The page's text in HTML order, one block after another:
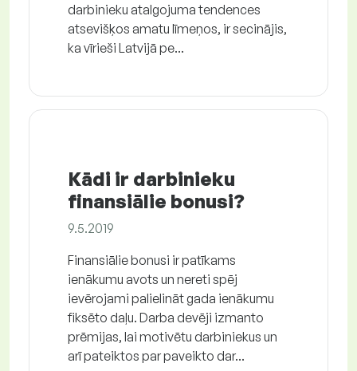
darbinieku atalgojuma tendences
atsevišķos amatu līmeņos, ir secinājis,
ka vīrieši Latvijā pe...
Kādi ir darbinieku
finansiālie bonusi?
9.5.2019
Finansiālie bonusi ir patīkams
ienākumu avots un nereti spēj
ievērojami palielināt gada ienākumu
fiksēto daļu. Darba devēji izmanto
prēmijas, lai motivētu darbiniekus un
arī pateiktos par paveikto dar...